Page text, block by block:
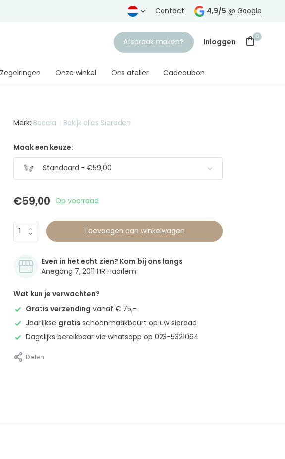
Gratis verzending vanaf € 75,-
Contact 4,9/5 @ Google
Afspraak maken? Inloggen
0
Zegelringen Onze winkel Ons atelier Cadeaubon
Merk: Boccia Bekijk alles Sieraden
Maak een keuze:
Standaard - €59,00
€59,00 Op voorraad
Toevoegen aan winkelwagen
Even in het echt zien? Kom bij ons langs
Anegang 7, 2011 HR Haarlem
Wat kun je verwachten?
Gratis verzending vanaf € 75,-
Jaarlijkse gratis schoonmaakbeurt op uw sieraad
Dagelijks bereikbaar via whatsapp op 023-5321064
Delen